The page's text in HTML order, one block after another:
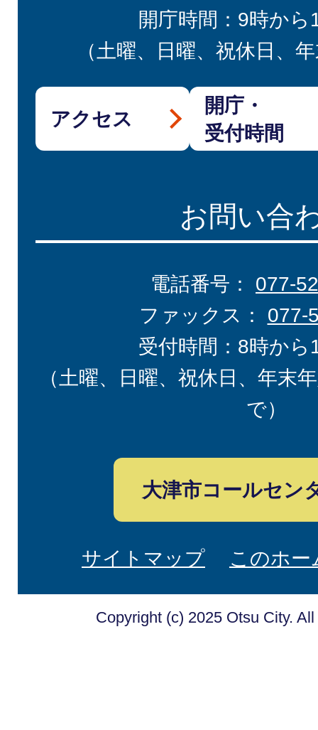
開庁時間：9時から
（土曜、日曜、祝休日、
アクセス
開庁・
受付時間
お問い合
電話番号： 077-
ファックス： 077-
受付時間：8時から
（土曜、日曜、祝休日、年末
で）
大津市コールセン
サイトマップ このホ
Copyright (c) 2025 Otsu City.